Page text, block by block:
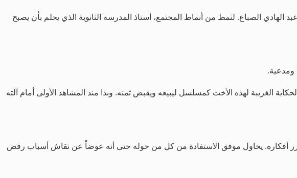
الصباغ. لنمط من أنماط المجتمع، أستاذ المدرسة الثانوية الذي يحلم بأن يصبح
ومدعية.
الغريبة لهذه الأخت كمسلسل ليبيعه ويقبض ثمنه. وبدا منذ المشاهد الأولى أمام آلته
ليمرر أفكاره. يحاول موفق الاستفادة من كل من حوله حتى أنه عوضاً عن نقاش أسباب رفض